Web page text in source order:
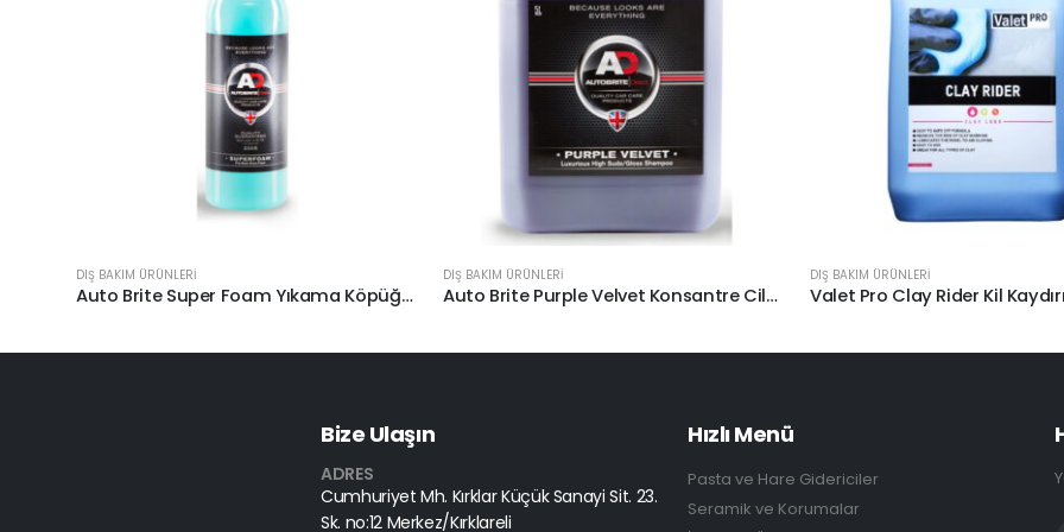
DIŞ BAKIM ÜRÜNLERİ
Auto Brite Super Foam Yıkama Köpüğü 1lt.
DIŞ BAKIM ÜRÜNLERİ
Auto Brite Purple Velvet Konsantre Cilalı Şampuan 5lt.
DIŞ BAKIM ÜRÜNLERİ
Valet Pro Clay Rider Kil
Bize Ulaşın
ADRES
Cumhuriyet Mh. Kırklar Küçük Sanayi Sit. 23.
Sk. no:12 Merkez/Kırklareli
Hızlı Menü
Pasta ve Hare Gidericiler
Seramik ve Korumalar